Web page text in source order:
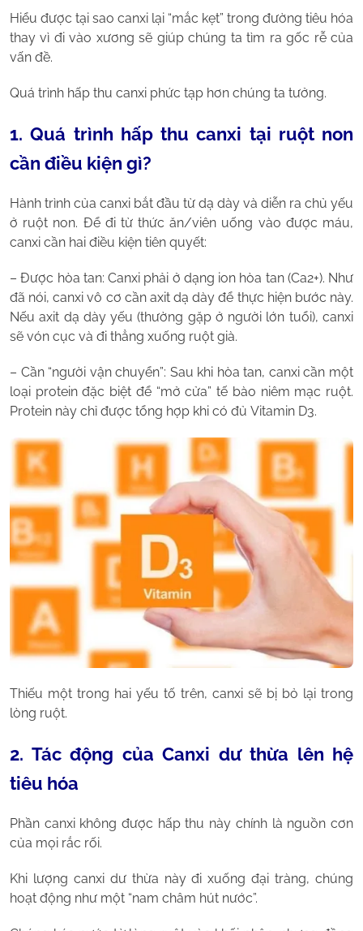
Hiểu được tại sao canxi lại “mắc kẹt” trong đường tiêu hóa
thay vì đi vào xương sẽ giúp chúng ta tìm ra gốc rễ của
vấn đề.
Quá trình hấp thu canxi phức tạp hơn chúng ta tưởng.
1. Quá trình hấp thu canxi tại ruột non
cần điều kiện gì?
Hành trình của canxi bắt đầu từ dạ dày và diễn ra chủ yếu
ở ruột non. Để đi từ thức ăn/viên uống vào được máu,
canxi cần hai điều kiện tiên quyết:
– Được hòa tan: Canxi phải ở dạng ion hòa tan (Ca2+). Như
đã nói, canxi vô cơ cần axit dạ dày để thực hiện bước này.
Nếu axit dạ dày yếu (thường gặp ở người lớn tuổi), canxi
sẽ vón cục và đi thẳng xuống ruột già.
– Cần “người vận chuyển”: Sau khi hòa tan, canxi cần một
loại protein đặc biệt để “mở cửa” tế bào niêm mạc ruột.
Protein này chỉ được tổng hợp khi có đủ Vitamin D3.
Thiếu một trong hai yếu tố trên, canxi sẽ bị bỏ lại trong
lòng ruột.
2. Tác động của Canxi dư thừa lên hệ
tiêu hóa
Phần canxi không được hấp thu này chính là nguồn cơn
của mọi rắc rối.
Khi lượng canxi dư thừa này đi xuống đại tràng, chúng
hoạt động như một “nam châm hút nước”.